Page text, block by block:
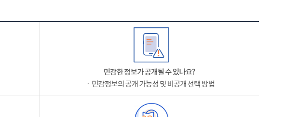
민감한 정보가 공개될 수 있나요?
ㆍ민감정보의 공개 가능성 및 비공개 선택 방법